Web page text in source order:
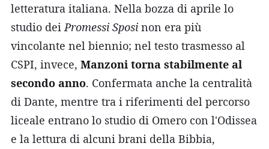
letteratura italiana. Nella bozza di aprile lo
studio deiPromessi Sposi non era più
vincolante nel biennio; nel testo trasmesso al
CSPI, invece, Manzoni torna stabilmente al
secondo anno. Confermata anche la centralità
di Dante, mentre tra i riferimenti del percorso
liceale entrano lo studio di Omero con l'Odissea
e la lettura di alcuni brani della Bibbia,